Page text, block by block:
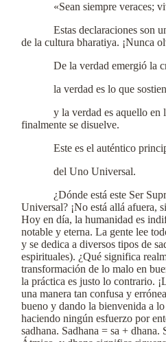
«Sean siempre veraces;
Estas declaraciones son
de la cultura bharatiya. ¡Nunca
De la verdad emergió la
la verdad es lo que
y la verdad es aquello en
finalmente se disuelve.
Este es el auténtico
del Uno Universal.
¿Dónde está este Ser
Universal? ¡No está allá afuera,
Hoy en día, la humanidad es
notable y eterna. La gente lee
y se dedica a diversos tipos de
espirituales). ¿Qué significa
transformación de lo malo en
la práctica es justo lo contrario.
una manera tan confusa y
bueno y dando la bienvenida a
haciendo ningún esfuerzo por
sadhana. Sadhana = sa +